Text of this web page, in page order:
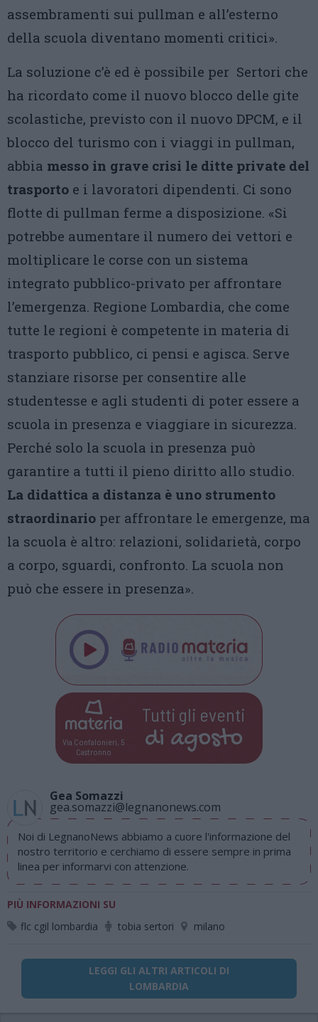
assembramenti sui pullman e all’esterno
della scuola diventano momenti critici».
La soluzione c’è ed è possibile per Sertori che
ha ricordato come il nuovo blocco delle gite
scolastiche, previsto con il nuovo DPCM, e il
blocco del turismo con i viaggi in pullman,
abbia messo in grave crisi le ditte private del
trasporto e i lavoratori dipendenti. Ci sono
flotte di pullman ferme a disposizione. «Si
potrebbe aumentare il numero dei vettori e
moltiplicare le corse con un sistema
integrato pubblico-privato per affrontare
l’emergenza. Regione Lombardia, che come
tutte le regioni è competente in materia di
trasporto pubblico, ci pensi e agisca. Serve
stanziare risorse per consentire alle
studentesse e agli studenti di poter essere a
scuola in presenza e viaggiare in sicurezza.
Perché solo la scuola in presenza può
garantire a tutti il pieno diritto allo studio.
La didattica a distanza è uno strumento
straordinario per affrontare le emergenze, ma
la scuola è altro: relazioni, solidarietà, corpo
a corpo, sguardi, confronto. La scuola non
può che essere in presenza».
Via Confalonieri, 5
Castronno
Tutti gli eventi
di agosto
Gea Somazzi
gea.somazzi@legnanonews.com
Noi di LegnanoNews abbiamo a cuore l'informazione del
nostro territorio e cerchiamo di essere sempre in prima
linea per informarvi con attenzione.
PIÙ INFORMAZIONI SU
flc cgil lombardia
tobia sertori milano
LEGGI GLI ALTRI ARTICOLI DI
LOMBARDIA